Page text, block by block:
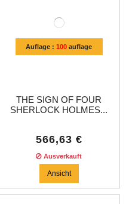
Auflage :100 auflage
THE SIGN OF FOUR
SHERLOCK HOLMES...
566,63 €
Ausverkauft
Ansicht